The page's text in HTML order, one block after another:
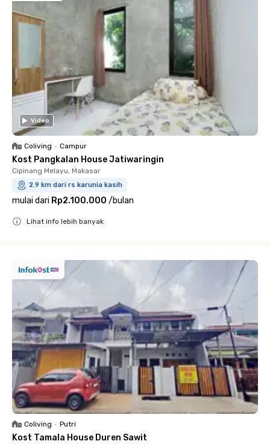
Video
Coliving • Campur
Kost Pangkalan House Jatiwaringin
Cipinang Melayu, Makasar
2.9 km dari rs karunia kasih
mulai dari Rp2.100.000 /bulan
Lihat info lebih banyak
Coliving • Putri
Kost Tamala House Duren Sawit